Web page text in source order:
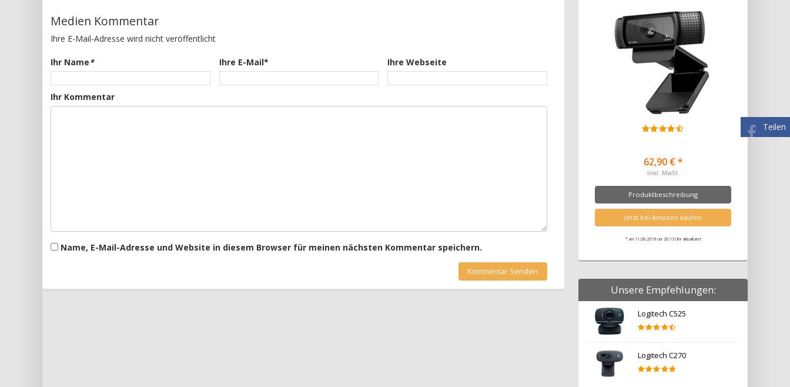
Teilen
Medien Kommentar
Ihre E-Mail-Adresse wird nicht veröffentlicht
Ihr Name* Ihre E-Mail* Ihre Webseite
Ihr Kommentar
Name, E-Mail-Adresse und Website in diesem Browser für meinen nächsten Kommentar speichern.
62,90 € *
inkl. MwSt.
Produktbeschreibung
Jetzt bei Amazon kaufen
* am 11.08.2019 um 20:13 Uhr aktualisiert
Unsere Empfehlungen:
Logitech C525
Logitech C270